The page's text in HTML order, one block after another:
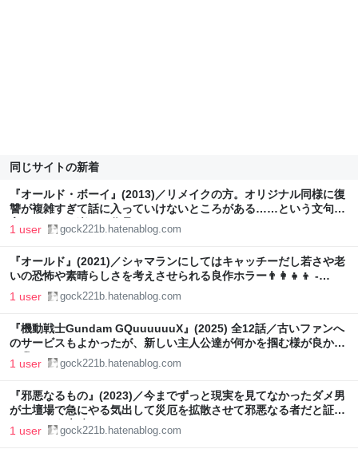
同じサイトの新着
『オールド・ボーイ』(2013)／リメイクの方。オリジナル同様に復
讐が複雑すぎて話に入っていけないところがある……という文句を
言いまくって楽しむ作品でもある🔨 - gock221B
1 user gock221b.hatenablog.com
『オールド』(2021)／シャマランにしてはキャッチーだし若さや老
いの恐怖や素晴らしさを考えさせられる良作ホラー👨‍👩‍👧‍👦 -
gock221B
1 user gock221b.hatenablog.com
『機動戦士Gundam GQuuuuuuX』(2025) 全12話／古いファンへ
のサービスもよかったが、新しい主人公達が何かを掴む様が良かっ
た🏖️ - gock221B
1 user gock221b.hatenablog.com
『邪悪なるもの』(2023)／今までずっと現実を見てなかったダメ男
が土壇場で急にやる気出して災厄を拡散させて邪悪なる者だと証明
してしまう素晴らしいホラー - gock221B
1 user gock221b.hatenablog.com